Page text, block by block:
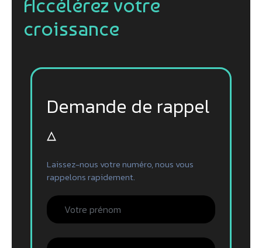
Accélérez votre
croissance
Demande de rappel
▵
Laissez-nous votre numéro, nous vous
rappelons rapidement.